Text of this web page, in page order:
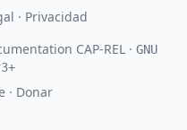
· Privacidad
CAP-REL · GNU
· Donar